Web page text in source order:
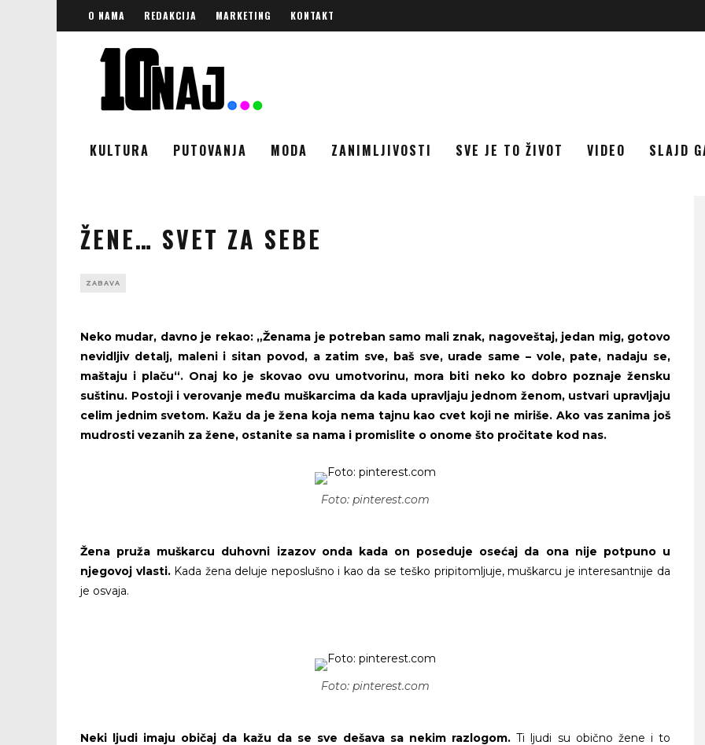
O NAMA REDAKCIJA MARKETING KONTAKT
KULTURA PUTOVANJA MODA ZANIMLJIVOSTI SVE JE TO ŽIVOT VIDEO SLAJD
ŽENE… SVET ZA SEBE
ZABAVA
Neko mudar, davno je rekao: „Ženama je potreban samo mali znak, nagoveštaj, jedan mig, gotovo
nevidljiv detalj, maleni i sitan povod, a zatim sve, baš sve, urade same – vole, pate, nadaju se,
maštaju i plaču“. Onaj ko je skovao ovu umotvorinu, mora biti neko ko dobro poznaje žensku
suštinu. Postoji i verovanje među muškarcima da kada upravljaju jednom ženom, ustvari upravljaju
celim jednim svetom. Kažu da je žena koja nema tajnu kao cvet koji ne miriše. Ako vas zanima još
mudrosti vezanih za žene, ostanite sa nama i promislite o onome što pročitate kod nas.
Foto: pinterest.com
Žena pruža muškarcu duhovni izazov onda kada on poseduje osećaj da ona nije potpuno u
njegovoj vlasti. Kada žena deluje neposlušno i kao da se teško pripitomljuje, muškarcu je interesantnije da
je osvaja.
Foto: pinterest.com
Neki ljudi imaju običaj da kažu da se sve dešava sa nekim razlogom.Ti ljudi su obično žene i to